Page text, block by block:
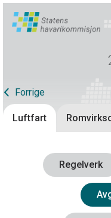
Forrige
Luftfart
Regelverk